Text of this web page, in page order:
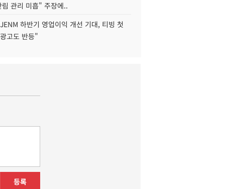
관리 미흡" 주장에..
하반기 영업이익 개선 기대, 티빙 첫
고도 반등"
등록